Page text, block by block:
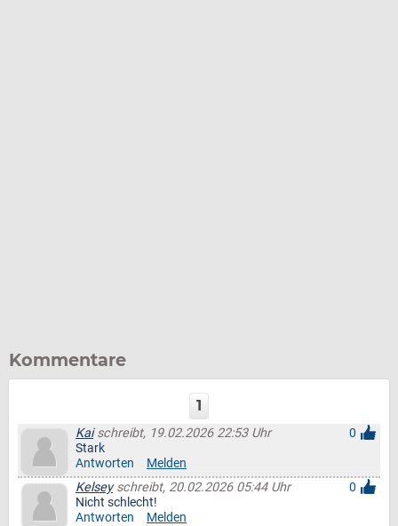
Kommentare
1
Kaischreibt, 19.02.2026 22:53 Uhr
0
Stark
Antworten
Melden
Kelseyschreibt, 20.02.2026 05:44 Uhr
0
Nicht schlecht!
Antworten
Melden